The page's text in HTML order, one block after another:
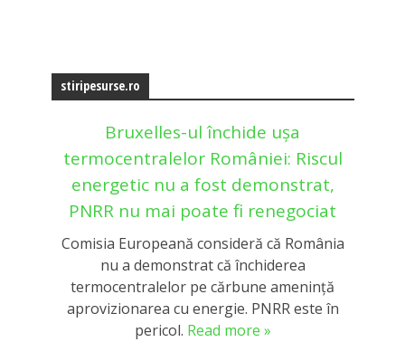
stiripesurse.ro
Bruxelles-ul închide ușa
termocentralelor României: Riscul
energetic nu a fost demonstrat,
PNRR nu mai poate fi renegociat
Comisia Europeană consideră că România
nu a demonstrat că închiderea
termocentralelor pe cărbune amenință
aprovizionarea cu energie. PNRR este în
pericol. Read more »